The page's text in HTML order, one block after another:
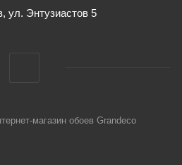
ул. Энтузиастов 5
магазин обоев Grandeco